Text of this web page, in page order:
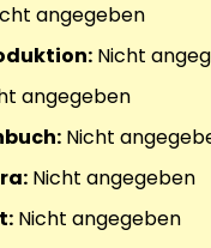
angegeben
Nicht
angegeben
Nicht
Nicht angegeben
Nicht angegeben